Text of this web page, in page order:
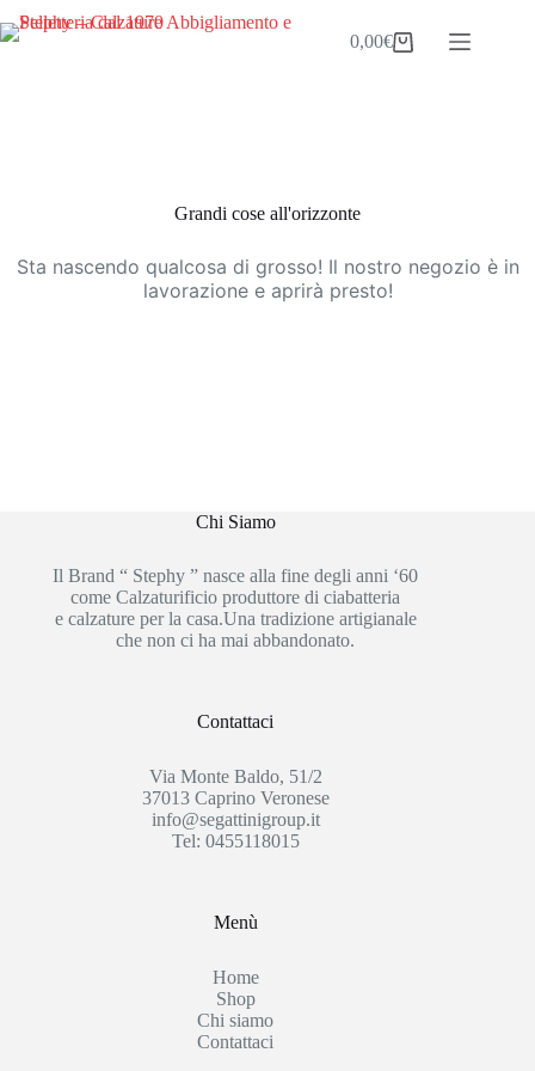
al
Carrello
0,00€
Grandi cose all'orizzonte
Sta nascendo qualcosa di grosso! Il nostro negozio è in
lavorazione e aprirà presto!
Chi Siamo
Il Brand “ Stephy ” nasce alla fine degli anni ‘60
come Calzaturificio produttore di ciabatteria
e calzature per la casa.Una tradizione artigianale
che non ci ha mai abbandonato.
Contattaci
Via Monte Baldo, 51/2
37013 Caprino Veronese
info@segattinigroup.it
Tel: 0455118015
Menù
Home
Shop
Chi siamo
Contattaci